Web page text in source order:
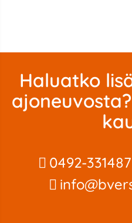
Haluatko
0492-331487